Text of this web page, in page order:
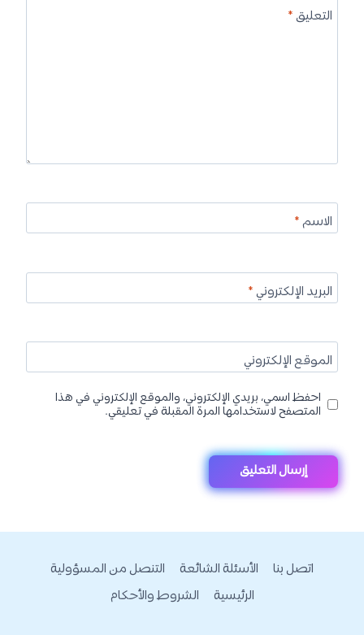
التعليق*
الاسم*
البريد الإلكتروني*
الموقع الإلكتروني
احفظ اسمي، بريدي الإلكتروني، والموقع الإلكتروني في هذا
المتصفح لاستخدامها المرة المقبلة في تعليقي.
اتصل بنا الأسئلة الشائعة
التنصل من المسؤولية
الرئيسية
الشروط والأحكام